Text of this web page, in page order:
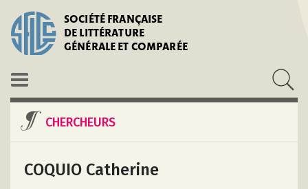
SOCIÉTÉ FRANÇAISE
DE LITTÉRATURE
GÉNÉRALE ET COMPARÉE
CHERCHEURS
COQUIO Catherine